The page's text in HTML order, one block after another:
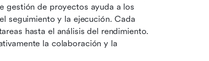
gestión de proyectos ayuda a los
seguimiento y la ejecución. Cada
hasta el análisis del rendimiento.
la colaboración y la